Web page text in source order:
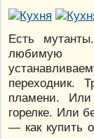
Есть
любимую
переходник.
пламени. Или
горелке. Или
— как купить